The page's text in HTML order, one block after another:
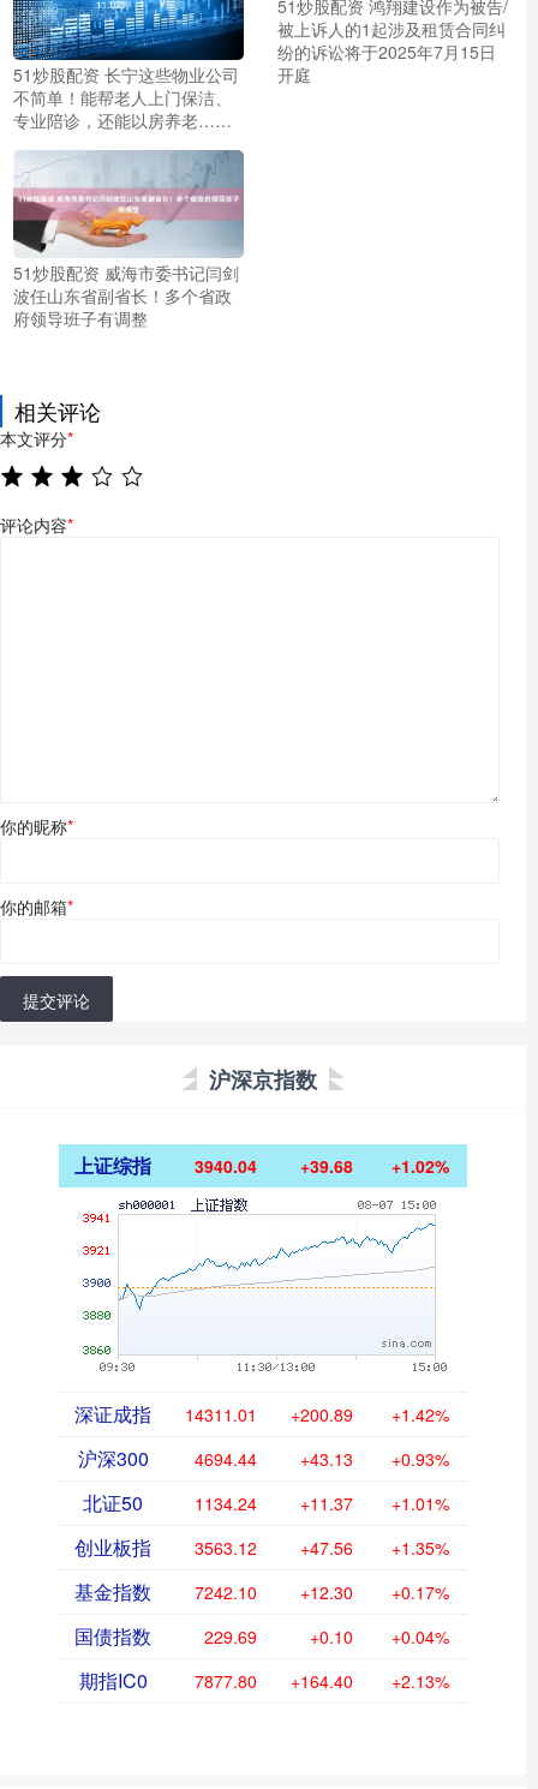
51炒股配资 长宁这些物业公司
不简单！能帮老人上门保洁、
专业陪诊，还能以房养老……
51炒股配资 鸿翔建设作为被告/
被上诉人的1起涉及租赁合同纠
纷的诉讼将于2025年7月15日
开庭
51炒股配资 威海市委书记闫剑
波任山东省副省长！多个省政
府领导班子有调整
相关评论
本文评分*
评论内容*
你的昵称*
你的邮箱*
提交评论
沪深京指数
上证综指 3940.04 +39.68 +1.02%
深证成指 14311.01 +200.89 +1.42%
沪深300 4694.44 +43.13 +0.93%
北证50 1134.24 +11.37 +1.01%
创业板指 3563.12 +47.56 +1.35%
基金指数 7242.10 +12.30 +0.17%
国债指数 229.69 +0.10 +0.04%
期指IC0 7877.80 +164.40 +2.13%